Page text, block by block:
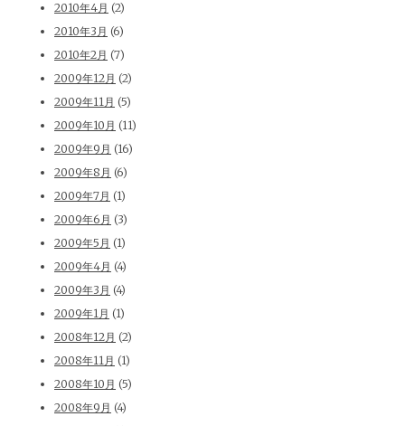
2010年4月 (2)
2010年3月 (6)
2010年2月 (7)
2009年12月 (2)
2009年11月 (5)
2009年10月 (11)
2009年9月 (16)
2009年8月 (6)
2009年7月 (1)
2009年6月 (3)
2009年5月 (1)
2009年4月 (4)
2009年3月 (4)
2009年1月 (1)
2008年12月 (2)
2008年11月 (1)
2008年10月 (5)
2008年9月 (4)